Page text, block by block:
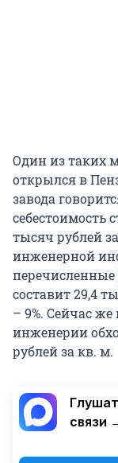
Один из таких
открылся в
завода
себестоимость
тысяч рублей
инженерной
перечисленные
составит 29,4
– 9%. Сейчас же
инженерии
рублей за кв. м.
связи